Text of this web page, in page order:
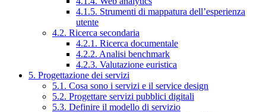
4.1.5. Strumenti di mappatura dell’esperienza
utente
4.2. Ricerca secondaria
4.2.1. Ricerca documentale
4.2.2. Analisi benchmark
4.2.3. Valutazione euristica
5. Progettazione dei servizi
5.1. Cosa sono i servizi e il service design
5.2. Progettare servizi pubblici digitali
5.3. Definire il modello di servizio